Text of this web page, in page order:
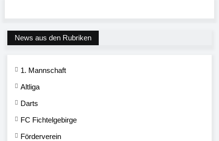
News aus den Rubriken
1. Mannschaft
Altliga
Darts
FC Fichtelgebirge
Förderverein